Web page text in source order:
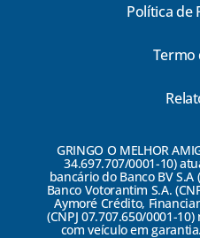
Política de
Termo
GRINGO O MELHOR
34.697.707/0001-10)
bancário do Banco BV S.A
Banco Votorantim S.A.
Aymoré Crédito,
(CNPJ 07.707.650/0001-
com veículo em garantia.